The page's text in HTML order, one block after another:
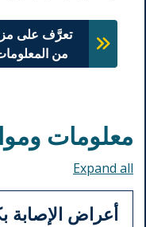
تعرَّف على
من
معلومات